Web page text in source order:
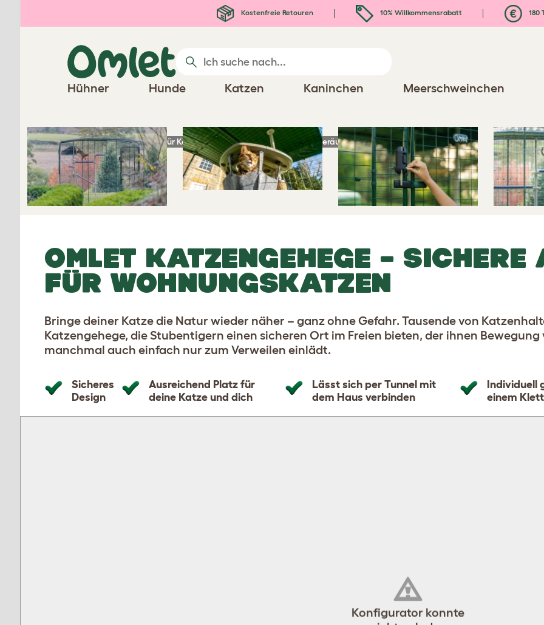
Kostenfreie Retouren 10% Willkommensrabatt 180
Hühner Hunde Katzen Kaninchen Meerschweinchen
Startseite Produkte für Katzen Omlet Katzengehege - Geräumige Outdoor Katzengehege
Katzengehege
OMLET KATZENGEHEGE – SICHERE
FÜR WOHNUNGSKATZEN
Bringe deiner Katze die Natur wieder näher – ganz ohne Gefahr. Tausende von
Katzengehege, die Stubentigern einen sicheren Ort im Freien bieten, der ihnen
manchmal auch einfach nur zum Verweilen einlädt.
Sicheres
Design
Ausreichend Platz für
deine Katze und dich
Lässt sich per Tunnel mit
dem Haus verbinden
Individuell
einem
Konfigurator konnte